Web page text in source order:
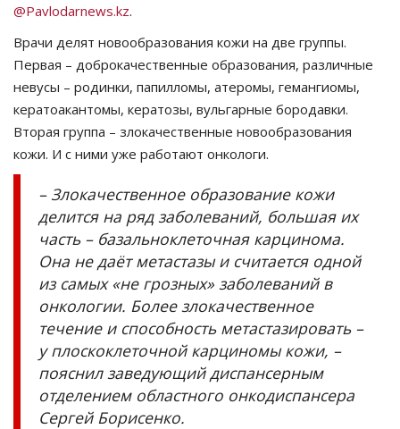
Язык
Қазақша Русский
@Pavlodarnews.kz.
Врачи делят новообразования кожи на две группы.
Первая – доброкачественные образования, различные
невусы – родинки, папилломы, атеромы, гемангиомы,
кератоакантомы, кератозы, вульгарные бородавки.
Вторая группа – злокачественные новообразования
кожи. И с ними уже работают онкологи.
– Злокачественное образование кожи
делится на ряд заболеваний, большая их
часть – базальноклеточная карцинома.
Она не даёт метастазы и считается одной
из самых «не грозных» заболеваний в
онкологии. Более злокачественное
течение и способность метастазировать –
у плоскоклеточной карциномы кожи, –
пояснил заведующий диспансерным
отделением областного онкодиспансера
Сергей Борисенко.